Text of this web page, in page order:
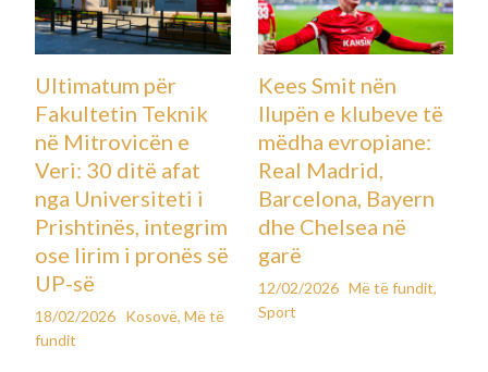
Ultimatum për
Fakultetin Teknik
në Mitrovicën e
Veri: 30 ditë afat
nga Universiteti i
Prishtinës, integrim
ose lirim i pronës së
UP-së
18/02/2026 Kosovë,Më të
fundit
Kees Smit nën
llupën e klubeve të
mëdha evropiane:
Real Madrid,
Barcelona, Bayern
dhe Chelsea në
garë
12/02/2026 Më të fundit,
Sport